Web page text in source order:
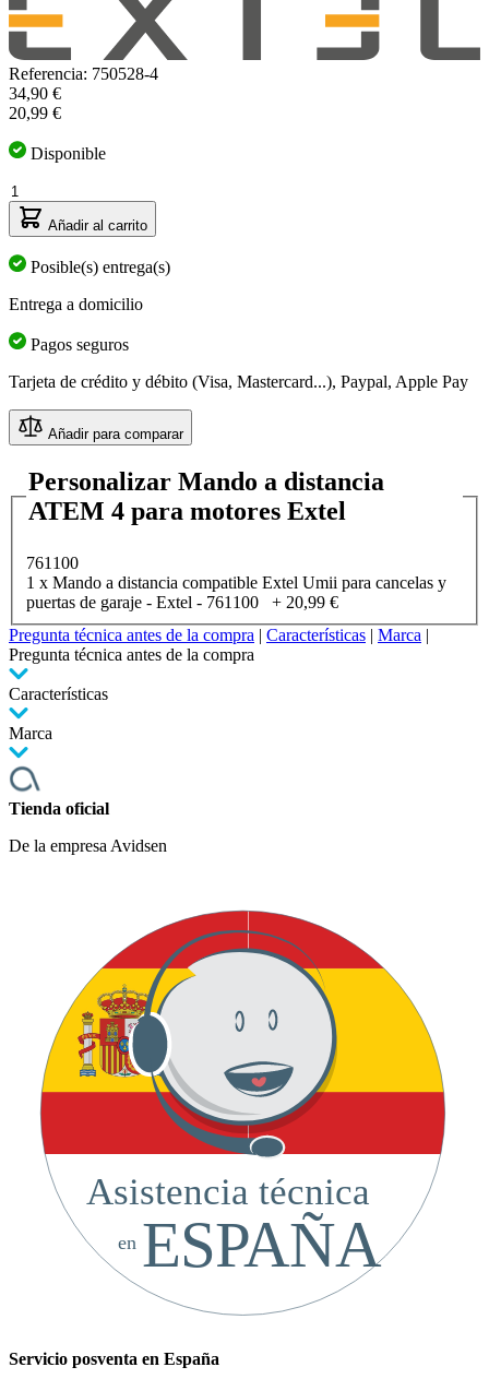
Referencia: 750528-4
El
precio
de
opciones
elegidas
20,99 €
34,90 €
Disponible
Cantidad
Añadir al carrito
Posible(s) entrega(s)
Entrega a domicilio
Pagos seguros
Tarjeta de crédito y débito (Visa, Mastercard...), Paypal, Apple Pay
Añadir para comparar
Personalizar Mando a distancia
ATEM 4 para motores Extel
761100
1 x Mando a distancia compatible Extel Umii para cancelas y
puertas de garaje - Extel - 761100
+ 20,99 €
Pregunta técnica antes de la compra | Características | Marca |
Pregunta técnica antes de la compra
Características
Marca
Tienda oficial
De la empresa Avidsen
Asistencia técnica
ESPAÑA
en
Servicio posventa en España